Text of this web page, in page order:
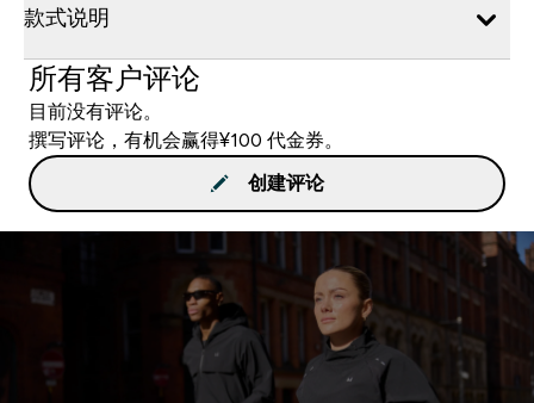
款式说明
所有客户评论
目前没有评论。
撰写评论，有机会赢得¥100 代金券。
创建评论